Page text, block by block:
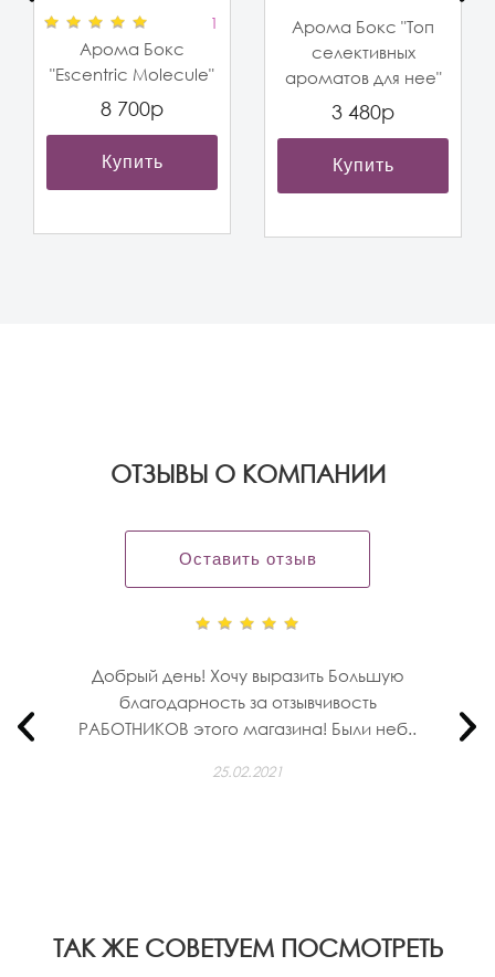
1
Арома Бокс
"Escentric Molecule"
8 700р
Купить
Арома Бокс "Топ
селективных
ароматов для нее"
3 480р
Купить
OТЗЫВЫ О КОМПАНИИ
Оставить отзыв
Добрый день! Хочу выразить Большую
благодарность за отзывчивость
РАБОТНИКОВ этого магазина! Были неб..
25.02.2021
ТАК ЖЕ СОВЕТУЕМ ПОСМОТРЕТЬ